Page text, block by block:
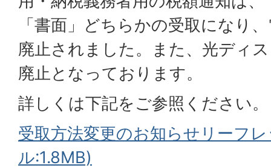
「書面」どちらかの受取になり
廃止されました。また、光ディ
廃止となっております。
詳しくは下記をご参照ください。
受取方法変更のお知らせリーフ
ル:1.8MB)